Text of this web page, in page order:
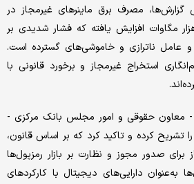
مصرف برق ماینرهای غیرمجاز در
مناطق کشور تا ۱۵ هزار مگاوات افزایش یافته که فشار شدیدی بر
و عامل ناترازی و خاموشی‌های گسترده است.
استخراج غیرمجاز و برخورد قانونی با
- معاون حقوقی و امور مجلس بانک مرکزی -
تشریح کرده و تاکید کرد که بر اساس قانون،
برای صدور مجوز و نظارت بر بازار رمزپول‌ها
به‌عنوان دارایی‌های دیجیتال با کارکردهای